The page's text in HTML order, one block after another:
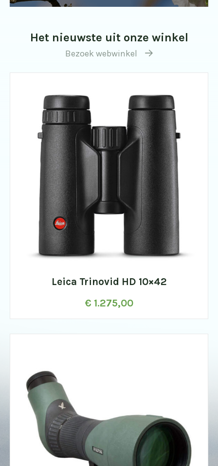
Het nieuwste uit onze winkel
Bezoek webwinkel
Leica Trinovid HD 10×42
€ 1.275,00